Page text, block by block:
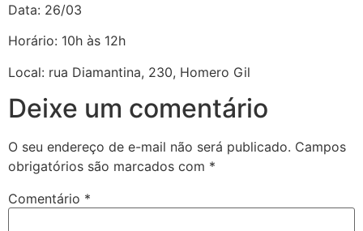
Data: 26/03
Horário: 10h às 12h
Local: rua Diamantina, 230, Homero Gil
Deixe um comentário
O seu endereço de e-mail não será publicado. Campos
obrigatórios são marcados com *
Comentário *